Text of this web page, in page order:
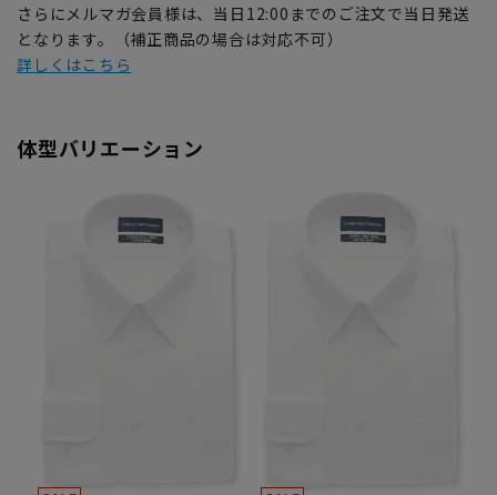
さらにメルマガ会員様は、当日12:00までのご注文で当日発送
となります。（補正商品の場合は対応不可）
詳しくはこちら
体型バリエーション